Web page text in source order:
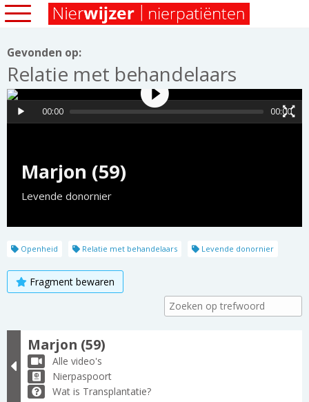
Gevonden op:
Relatie met behandelaars
Marjon (59)
Levende donornier
00:00 00:00
Openheid Relatie met behandelaars Levende donornier
Fragment bewaren
Marjon (59)
Alle video's
Nierpaspoort
Wat is Transplantatie?